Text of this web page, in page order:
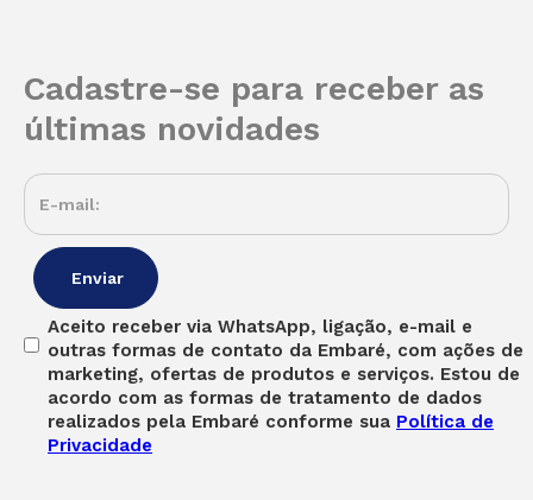
Cadastre-se para receber as
últimas novidades
Aceito receber via WhatsApp, ligação, e-mail e
outras formas de contato da Embaré, com ações de
marketing, ofertas de produtos e serviços. Estou de
acordo com as formas de tratamento de dados
realizados pela Embaré conforme sua Política de
Privacidade